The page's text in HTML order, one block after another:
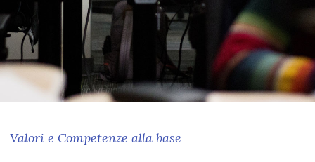
Valori e Competenze alla base